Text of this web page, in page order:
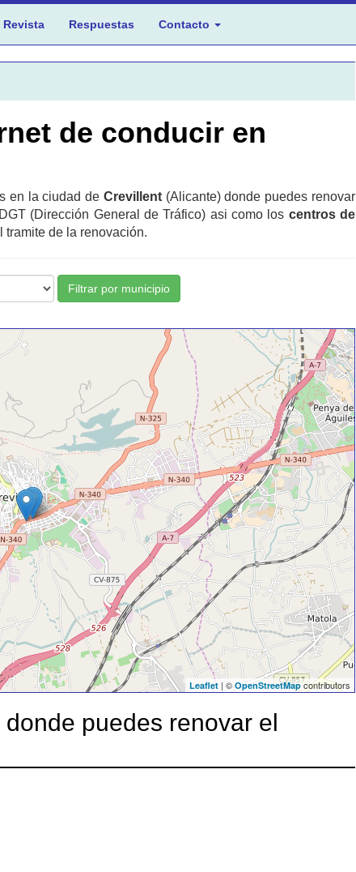
Revista Respuestas Contacto
de conducir en
en la ciudad de Crevillent(Alicante) donde puedes renovar
(Dirección General de Tráfico) asi como los centros de
tramite de la renovación.
Filtrar por municipio
Leaflet | © OpenStreetMapcontributors
donde puedes renovar el